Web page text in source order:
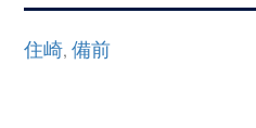
住崎,備前